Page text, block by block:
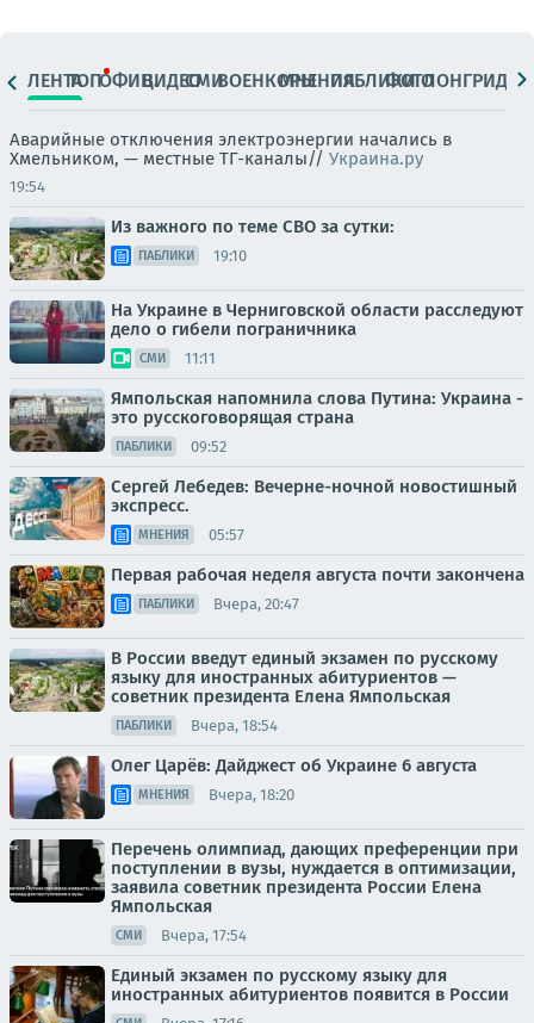
ЛЕНТАТОПОФИЦ.ВИДЕОСМИВОЕНКОРЫМНЕНИЯПАБЛИКИ
ФОТОЛОНГРИДЫ
Аварийные отключения электроэнергии начались в
Хмельником, — местные ТГ-каналы// Украина.ру
19:54
Из важного по теме СВО за сутки:
ПАБЛИКИ 19:10
На Украине в Черниговской области расследуют
дело о гибели пограничника
СМИ 11:11
Ямпольская напомнила слова Путина: Украина -
это русскоговорящая страна
ПАБЛИКИ 09:52
Сергей Лебедев: Вечерне-ночной новостишный
экспресс.
МНЕНИЯ 05:57
Первая рабочая неделя августа почти закончена
ПАБЛИКИ Вчера, 20:47
В России введут единый экзамен по русскому
языку для иностранных абитуриентов —
советник президента Елена Ямпольская
ПАБЛИКИ Вчера, 18:54
Олег Царёв: Дайджест об Украине 6 августа
МНЕНИЯ Вчера, 18:20
Перечень олимпиад, дающих преференции при
поступлении в вузы, нуждается в оптимизации,
заявила советник президента России Елена
Ямпольская
СМИ Вчера, 17:54
Единый экзамен по русскому языку для
иностранных абитуриентов появится в России